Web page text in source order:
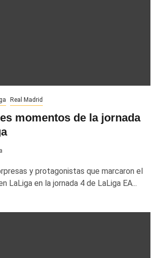
Real Madrid
momentos de la jornada
y protagonistas que marcaron el
LaLiga en la jornada 4 de LaLiga EA...